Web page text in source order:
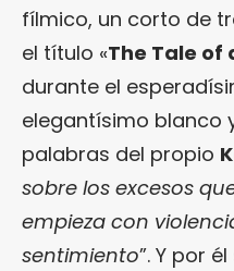
fílmico, un corto de
el título «The Tale of
durante el
elegantísimo blanco
palabras del propio
sobre los excesos
empieza con
sentimiento”. Y por